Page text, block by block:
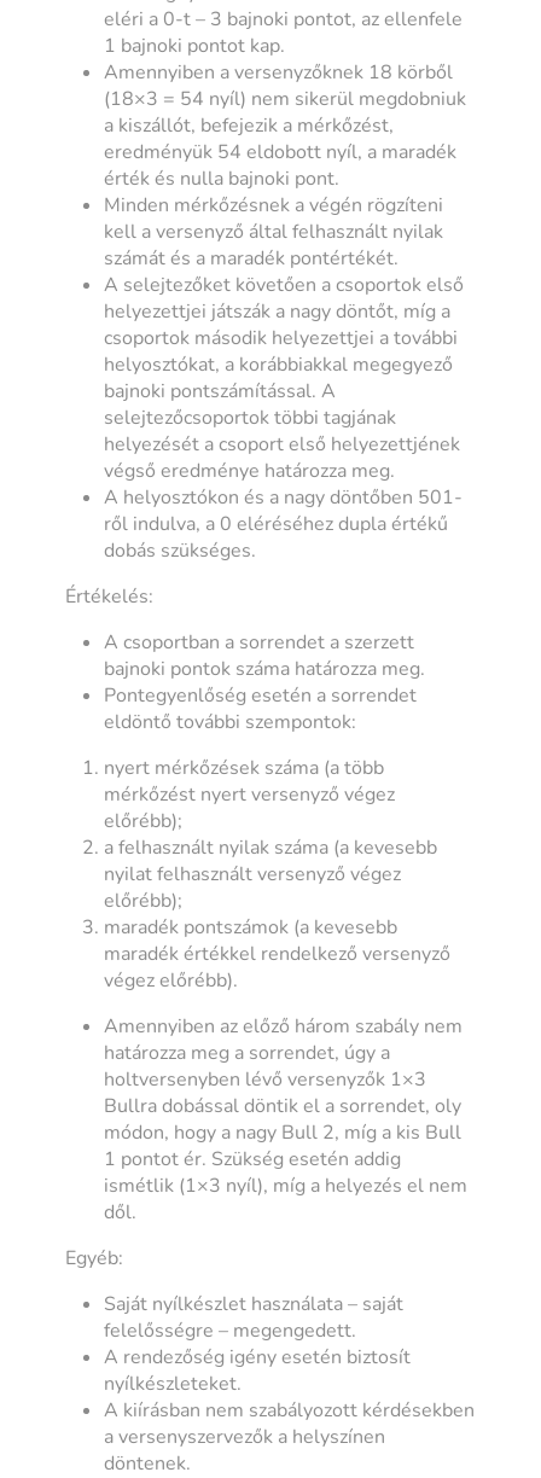
eléri a 0-t – 3 bajnoki pontot, az ellenfele
1 bajnoki pontot kap.
Amennyiben a versenyzőknek 18 körből
(18×3 = 54 nyíl) nem sikerül megdobniuk
a kiszállót, befejezik a mérkőzést,
eredményük 54 eldobott nyíl, a maradék
érték és nulla bajnoki pont.
Minden mérkőzésnek a végén rögzíteni
kell a versenyző által felhasznált nyilak
számát és a maradék pontértékét.
A selejtezőket követően a csoportok első
helyezettjei játszák a nagy döntőt, míg a
csoportok második helyezettjei a további
helyosztókat, a korábbiakkal megegyező
bajnoki pontszámítással. A
selejtezőcsoportok többi tagjának
helyezését a csoport első helyezettjének
végső eredménye határozza meg.
A helyosztókon és a nagy döntőben 501-
ről indulva, a 0 eléréséhez dupla értékű
dobás szükséges.
Értékelés:
A csoportban a sorrendet a szerzett
bajnoki pontok száma határozza meg.
Pontegyenlőség esetén a sorrendet
eldöntő további szempontok:
nyert mérkőzések száma (a több
mérkőzést nyert versenyző végez
előrébb);
a felhasznált nyilak száma (a kevesebb
nyilat felhasznált versenyző végez
előrébb);
maradék pontszámok (a kevesebb
maradék értékkel rendelkező versenyző
végez előrébb).
Amennyiben az előző három szabály nem
határozza meg a sorrendet, úgy a
holtversenyben lévő versenyzők 1×3
Bullra dobással döntik el a sorrendet, oly
módon, hogy a nagy Bull 2, míg a kis Bull
1 pontot ér. Szükség esetén addig
ismétlik (1×3 nyíl), míg a helyezés el nem
dől.
Egyéb:
Saját nyílkészlet használata – saját
felelősségre – megengedett.
A rendezőség igény esetén biztosít
nyílkészleteket.
A kiírásban nem szabályozott kérdésekben
a versenyszervezők a helyszínen
döntenek.